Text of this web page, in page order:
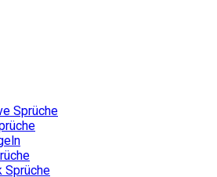
Sprüche
Sprüche